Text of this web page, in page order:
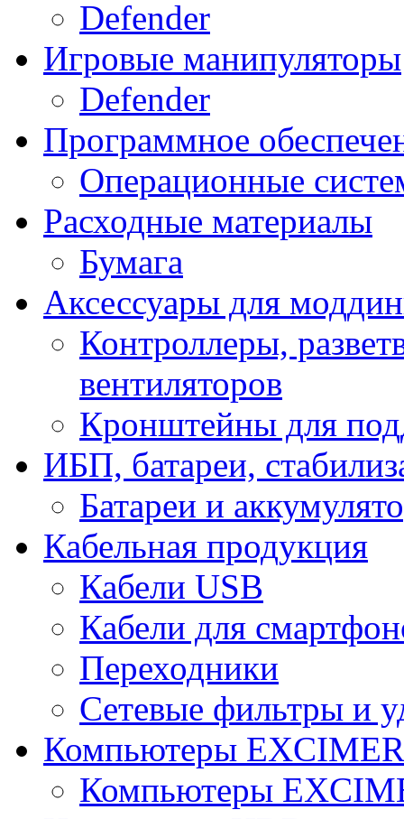
Defender
Игровые манипуляторы
Defender
Программное
Операционные
Расходные материалы
Бумага
Аксессуары для
Контроллеры,
вентиляторов
Кронштейны для
ИБП, батареи,
Батареи и
Кабельная продукция
Кабели USB
Кабели для
Переходники
Сетевые фильтры и
Компьютеры
Компьютеры